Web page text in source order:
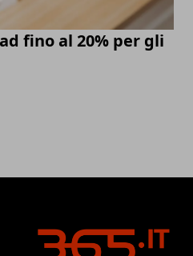
fino al 20% per gli